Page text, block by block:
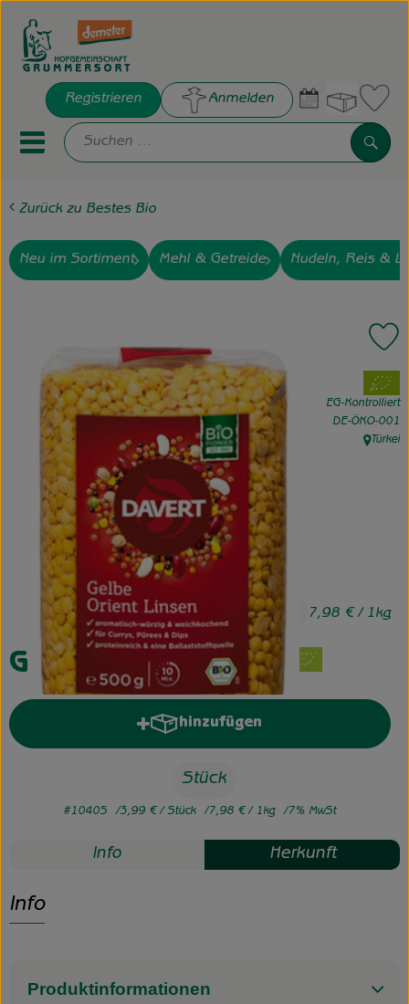
Registrieren Anmelden
Mobiles Menu öffnen oder
Hofkisten
Frisches
Hof Grummersort e.V.
Die Hofgemeinschaft
Unsere Hofkiste
Über uns
Neues vom Hof
Zurück zu Bestes Bio
Neu im Sortiment Mehl & Getreide Nudeln, Reis &
Gelbe Orient Linsen
3,99 €/ Stück 7,98 €/ 1kg
, Verband:
EG-Kontrolliert
, Kontrollstelle:
DE-ÖKO-001
,
Türkei
hinzufügen
Produkt zum Warenkorb
Stück
#10405 3,99 €/ Stück 7,98 €/ 1kg 7% MwSt
Info Herkunft
Info
Produktinformationen